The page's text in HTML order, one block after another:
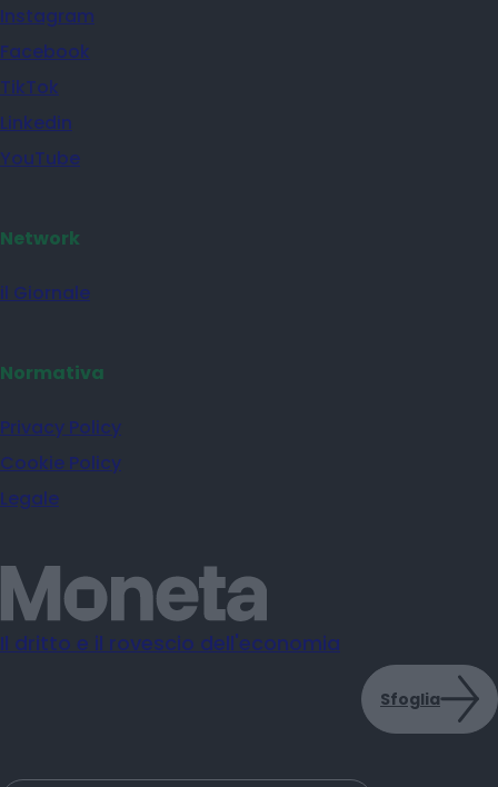
Instagram
Facebook
TikTok
Linkedin
YouTube
Network
il Giornale
Normativa
Privacy Policy
Cookie Policy
Legale
Il dritto e il rovescio dell'economia
Sfoglia